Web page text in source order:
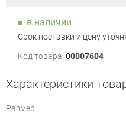
в наличии
Срок поставки и цену
Код товара: 00007604
Характеристики
Размер